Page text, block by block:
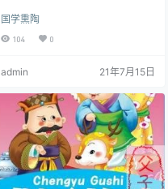
录： 图涂 (1).psd图涂 (10).psd图涂
(11).psd图涂 (12).psd图涂 (13).psd
涂 (19).psd图涂 (2).psd图涂 (20).ps
国学熏陶
104 0
admin 21年7月15日